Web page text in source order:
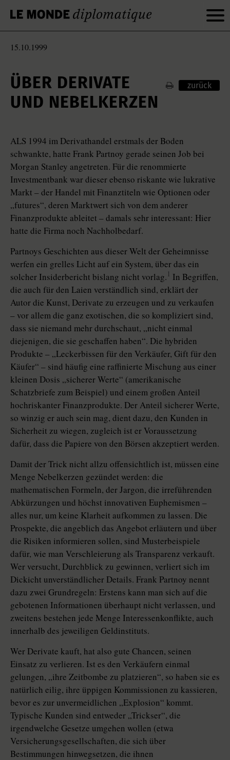
15.10.1999
ÜBER DERIVATE
UND NEBELKERZEN
zurück
ALS 1994 im Derivathandel erstmals der Boden
schwankte, hatte Frank Partnoy gerade seinen Job bei
Morgan Stanley angetreten. Für die renommierte
Investmentbank war dieser ebenso riskante wie lukrative
Markt – der Handel mit Finanztiteln wie Optionen oder
„futures“, deren Marktwert sich von dem anderer
Finanzprodukte ableitet – damals sehr interessant: Hier
hatte die Firma noch Nachholbedarf.
Partnoys Geschichten aus dieser Welt der Geheimnisse
werfen ein grelles Licht auf ein System, über das ein
solcher Insiderbericht bislang nicht vorlag. 1 In Begriffen,
die auch für den Laien verständlich sind, erklärt der
Autor die Kunst, Derivate zu erzeugen und zu verkaufen
– vor allem die ganz exotischen, die so kompliziert sind,
dass sie niemand mehr durchschaut, „nicht einmal
diejenigen, die sie geschaffen haben“. Die hybriden
Produkte – „Leckerbissen für den Verkäufer, Gift für den
Käufer“ – sind häufig eine raffinierte Mischung aus einer
kleinen Dosis „sicherer Werte“ (amerikanische
Schatzbriefe zum Beispiel) und einem großen Anteil
hochriskanter Finanzprodukte. Der Anteil sicherer Werte,
so winzig er auch sein mag, dient dazu, den Kunden in
Sicherheit zu wiegen, zugleich ist er Voraussetzung
dafür, dass die Papiere von den Börsen akzeptiert werden.
Damit der Trick nicht allzu offensichtlich ist, müssen eine
Menge Nebelkerzen gezündet werden: die
mathematischen Formeln, der Jargon, die irreführenden
Abkürzungen und höchst innovativen Euphemismen –
alles nur, um keine Klarheit aufkommen zu lassen. Die
Prospekte, die angeblich das Angebot erläutern und über
die Risiken informieren sollen, sind Musterbeispiele
dafür, wie man Verschleierung als Transparenz verkauft.
Wer versucht, Durchblick zu gewinnen, verliert sich im
Dickicht unverständlicher Details. Frank Partnoy nennt
dazu zwei Grundregeln: Erstens kann man sich auf die
gebotenen Informationen überhaupt nicht verlassen, und
zweitens bestehen jede Menge Interessenkonflikte, auch
innerhalb des jeweiligen Geldinstituts.
Wer Derivate kauft, hat also gute Chancen, seinen
Einsatz zu verlieren. Ist es den Verkäufern einmal
gelungen, „ihre Zeitbombe zu platzieren“, so haben sie es
natürlich eilig, ihre üppigen Kommissionen zu kassieren,
bevor es zur unvermeidlichen „Explosion“ kommt.
Typische Kunden sind entweder „Trickser“, die
irgendwelche Gesetze umgehen wollen (etwa
Versicherungsgesellschaften, die sich über
Bestimmungen hinwegsetzen, die ihnen